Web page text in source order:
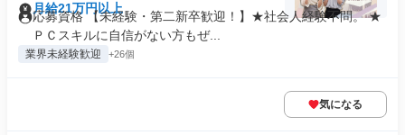
月給21万円以上
応募資格 【未経験・第二新卒歓迎！】★社会人経験不問。 ★
ＰＣスキルに自信がない方もぜ...
業界未経験歓迎 +26個
気になる